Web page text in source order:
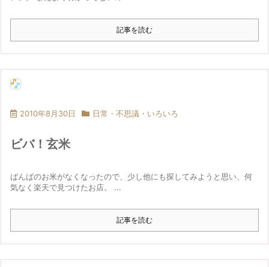
記事を読む
2010年8月30日 日常・不思議・いろいろ
ビバ！玄米
ばんばのお米がなくなったので、少し他にも探してみようと思い、何
気なく楽天で見つけたお店。 ...
記事を読む